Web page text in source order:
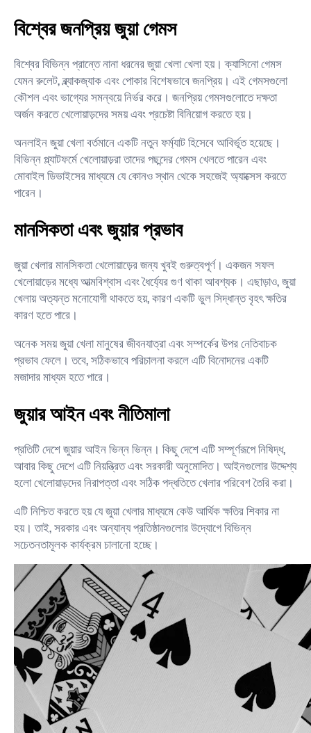
বিশ্বের জনপ্রিয় জুয়া গেমস
বিশ্বের বিভিন্ন প্রান্তে নানা ধরনের জুয়া খেলা খেলা হয়। ক্যাসিনো গেমস
যেমন রুলেট, ব্ল্যাকজ্যাক এবং পোকার বিশেষভাবে জনপ্রিয়। এই গেমসগুলো
কৌশল এবং ভাগ্যের সমন্বয়ে নির্ভর করে। জনপ্রিয় গেমসগুলোতে দক্ষতা
অর্জন করতে খেলোয়াড়দের সময় এবং প্রচেষ্টা বিনিয়োগ করতে হয়।
অনলাইন জুয়া খেলা বর্তমানে একটি নতুন ফর্ম্যাট হিসেবে আবির্ভূত হয়েছে।
বিভিন্ন প্ল্যাটফর্মে খেলোয়াড়রা তাদের পছন্দের গেমস খেলতে পারেন এবং
মোবাইল ডিভাইসের মাধ্যমে যে কোনও স্থান থেকে সহজেই অ্যাক্সেস করতে
পারেন।
মানসিকতা এবং জুয়ার প্রভাব
জুয়া খেলার মানসিকতা খেলোয়াড়ের জন্য খুবই গুরুত্বপূর্ণ। একজন সফল
খেলোয়াড়ের মধ্যে আত্মবিশ্বাস এবং ধৈর্য্যের গুণ থাকা আবশ্যক। এছাড়াও, জুয়া
খেলায় অত্যন্ত মনোযোগী থাকতে হয়, কারণ একটি ভুল সিদ্ধান্ত বৃহৎ ক্ষতির
কারণ হতে পারে।
অনেক সময় জুয়া খেলা মানুষের জীবনযাত্রা এবং সম্পর্কের উপর নেতিবাচক
প্রভাব ফেলে। তবে, সঠিকভাবে পরিচালনা করলে এটি বিনোদনের একটি
মজাদার মাধ্যম হতে পারে।
জুয়ার আইন এবং নীতিমালা
প্রতিটি দেশে জুয়ার আইন ভিন্ন ভিন্ন। কিছু দেশে এটি সম্পূর্ণরূপে নিষিদ্ধ,
আবার কিছু দেশে এটি নিয়ন্ত্রিত এবং সরকারী অনুমোদিত। আইনগুলোর উদ্দেশ্য
হলো খেলোয়াড়দের নিরাপত্তা এবং সঠিক পদ্ধতিতে খেলার পরিবেশ তৈরি করা।
এটি নিশ্চিত করতে হয় যে জুয়া খেলার মাধ্যমে কেউ আর্থিক ক্ষতির শিকার না
হয়। তাই, সরকার এবং অন্যান্য প্রতিষ্ঠানগুলোর উদ্যোগে বিভিন্ন
সচেতনতামূলক কার্যক্রম চালানো হচ্ছে।